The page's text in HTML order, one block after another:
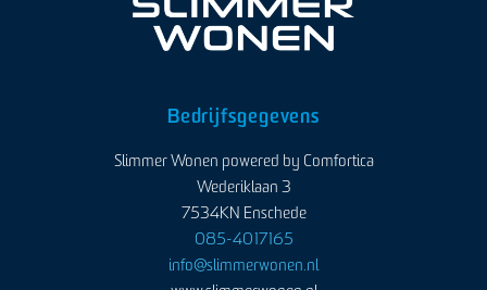
Bedrijfsgegevens
Slimmer Wonen powered by Comfortica
Wederiklaan 3
7534KN Enschede
085-4017165
info@slimmerwonen.nl